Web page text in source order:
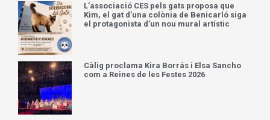
L’associació CES pels gats proposa que
Kim, el gat d’una colònia de Benicarló siga
el protagonista d’un nou mural artístic
Càlig proclama Kira Borrás i Elsa Sancho
com a Reines de les Festes 2026